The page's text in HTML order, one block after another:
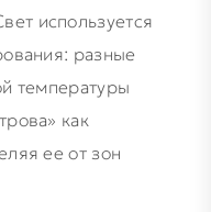
используется
разные
температуры
как
ее от зон